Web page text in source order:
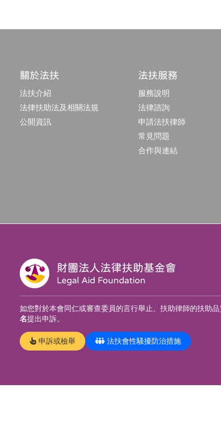
關於法扶
法扶介紹
法律扶助法及相關法規
公開資訊
法扶服務
服務說明
法律諮詢
申請法扶律師
常見問題
合作與連結
財團法人法律扶助基金會
Legal Aid Foundation
如您對於本會同仁或審查委員的言行舉止、扶助律師的扶助
名提出申訴。
申訴或檢舉 法扶會性騷擾防治措施